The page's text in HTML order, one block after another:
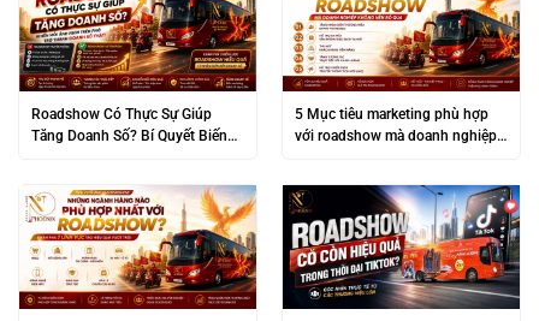
Roadshow Có Thực Sự Giúp
Tăng Doanh Số? Bí Quyết Biến
5 Mục tiêu marketing phù hợp
với roadshow mà doanh nghiệp